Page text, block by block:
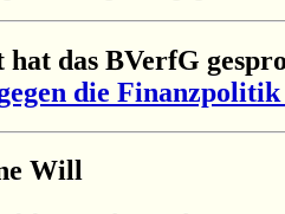
hat das BVerfG
die
Will